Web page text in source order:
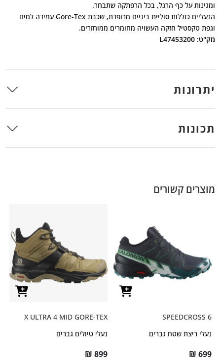
ומגינות על כף הרגל, בכל הרפתקה שתבחר.
הנעליים כוללות סוליית ביניים מרופדת, שכבת Gore-Tex עמידה למים
וגפת טקסטיל חזקה העשויה מחומרים ממוחזרים.
מק"ט: L47453200
יתרונות
תכונות
מוצרים קשורים
SPEEDCROSS 6
נעלי ריצת שטח גברים
₪ 699
X ULTRA 4 MID GORE-TEX
נעלי טיולים גברים
₪ 899